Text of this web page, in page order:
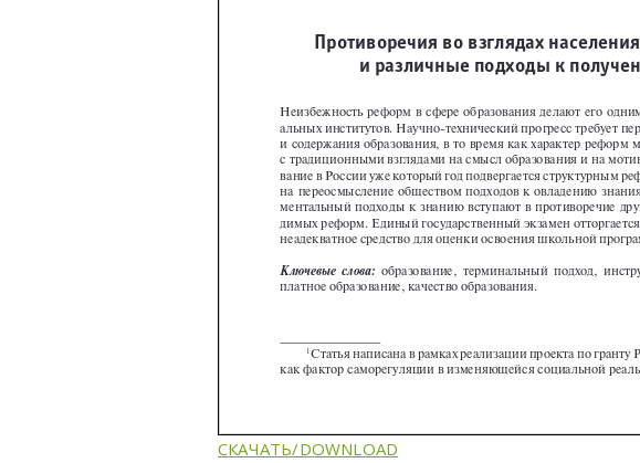
СКАЧАТЬ/DOWNLOAD